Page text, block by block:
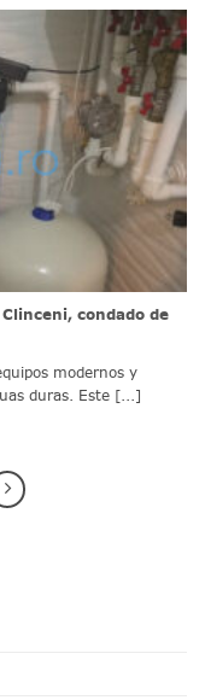
condado de
modernos y
duras. Este [...]